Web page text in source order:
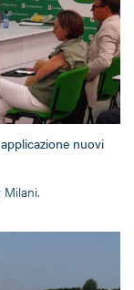
nuovi
Milani.